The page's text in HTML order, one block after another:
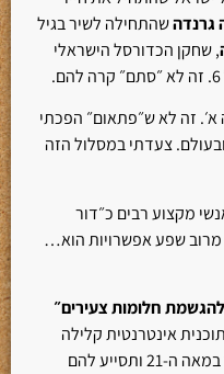
גרנדהשהתחילה לשיר בגיל
, שחקן הכדורסל הישראלי
זה לא ש״פתאום״ הפכתי
צעדתי במסלול הזה
מקצוע רבים כ״דור
שפע אפשרויות הוא…
חלומות צעירים״
בגילאי 10-18 שהיא תוכנית אינטרנטית קלילה
שמדברת בשפת הריליסים של הנוער במאה ה-21 ותסייע להם